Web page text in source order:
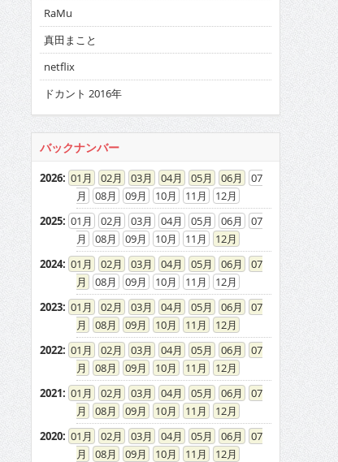
RaMu
真田まこと
netflix
ドカント 2016年
バックナンバー
2026: 01 02 03 04 05 06
07
08
09 10 11
12
2025: 01 02 03 04 05 06
07
08
09 10 11
12
2024: 01 02 03 04 05 06
07
08
09 10 11
12
2023: 01 02 03 04 05 06
07
08
09 10 11
12
2022: 01 02 03 04 05 06
07
08
09 10 11
12
2021: 01 02 03 04 05 06
07
08
09 10 11
12
2020: 01 02 03 04 05 06
07
08
09 10 11
12